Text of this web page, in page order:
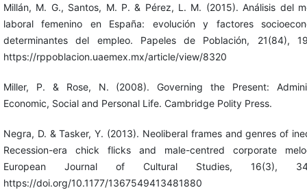
Millán, M. G., Santos, M. P. & Pérez, L. M. (2015). Análisis del
laboral femenino en España: evolución y factores
determinantes del empleo. Papeles de Población, 21(84),
https://rppoblacion.uaemex.mx/article/view/8320
Miller, P. & Rose, N. (2008). Governing the Present:
Economic, Social and Personal Life. Cambridge Polity Press.
Negra, D. & Tasker, Y. (2013). Neoliberal frames and genres of
Recession-era chick flicks and male-centred corporate
European Journal of Cultural Studies, 16(3),
https://doi.org/10.1177/1367549413481880